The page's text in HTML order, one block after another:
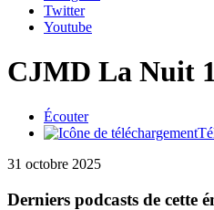
Twitter
Youtube
CJMD La Nuit
Écouter
31 octobre 2025
Derniers podcasts de cette